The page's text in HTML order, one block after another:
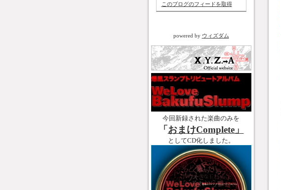
このブログのフィードを取得
powered by ウィズダム
今回新録された楽曲のみを
「おまけComplete」
としてCD化しました。